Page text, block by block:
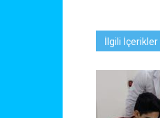
İlgili İçerikler